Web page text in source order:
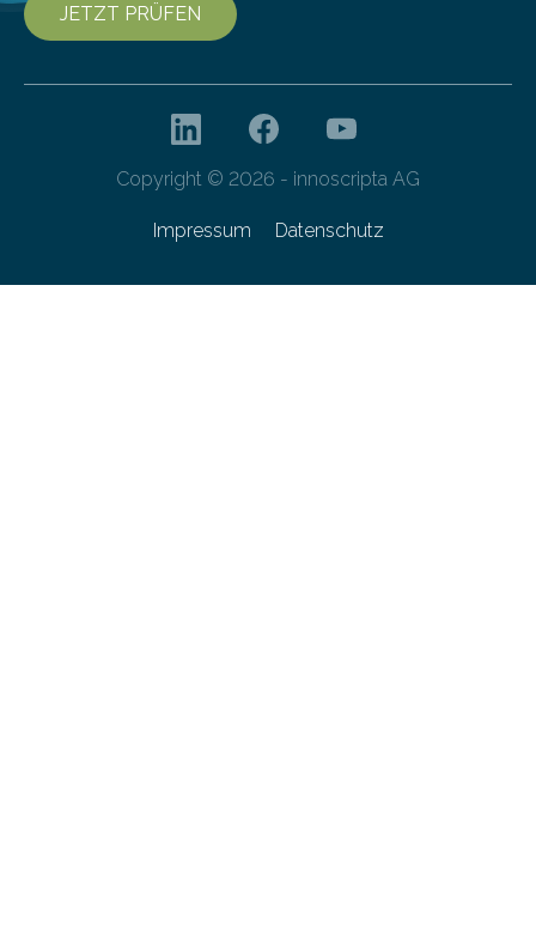
JETZT PRÜFEN
Copyright © 2026 - innoscripta AG
Impressum Datenschutz